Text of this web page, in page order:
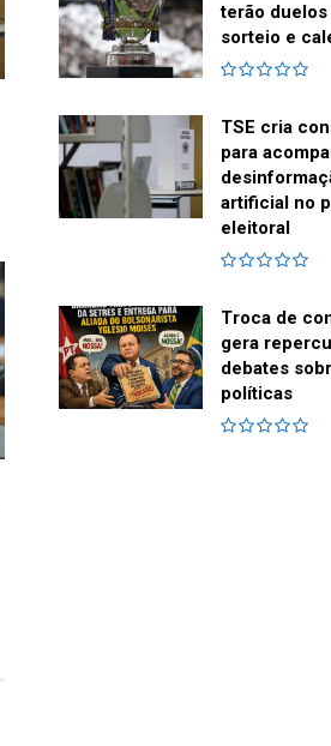
terão
sorteio e
TSE cria
para
artificial no
eleitoral
Troca de
gera
debates
políticas